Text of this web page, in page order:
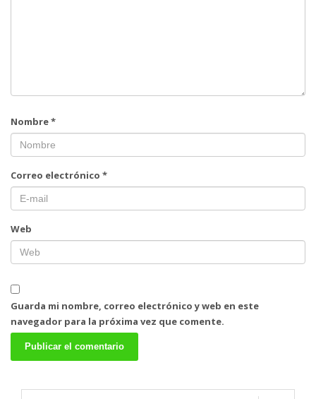
Nombre*
Correo electrónico *
Web
Guarda mi nombre, correo electrónico y web en este
navegador para la próxima vez que comente.